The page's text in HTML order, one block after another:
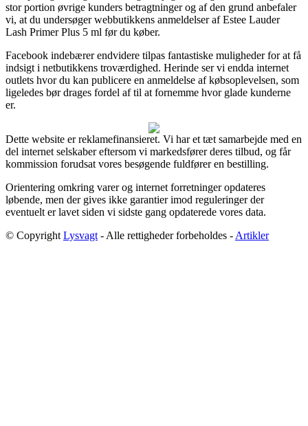
stor portion øvrige kunders betragtninger og af den grund anbefaler
vi, at du undersøger webbutikkens anmeldelser af Estee Lauder
Lash Primer Plus 5 ml før du køber.
Facebook indebærer endvidere tilpas fantastiske muligheder for at få
indsigt i netbutikkens troværdighed. Herinde ser vi endda internet
outlets hvor du kan publicere en anmeldelse af købsoplevelsen, som
ligeledes bør drages fordel af til at fornemme hvor glade kunderne
er.
Dette website er reklamefinansieret. Vi har et tæt samarbejde med en
del internet selskaber eftersom vi markedsfører deres tilbud, og får
kommission forudsat vores besøgende fuldfører en bestilling.
Orientering omkring varer og internet forretninger opdateres
løbende, men der gives ikke garantier imod reguleringer der
eventuelt er lavet siden vi sidste gang opdaterede vores data.
© Copyright Lysvagt - Alle rettigheder forbeholdes - Artikler